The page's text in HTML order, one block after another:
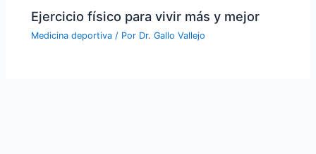
Ejercicio físico para vivir más y mejor
Medicina deportiva / Por Dr. Gallo Vallejo